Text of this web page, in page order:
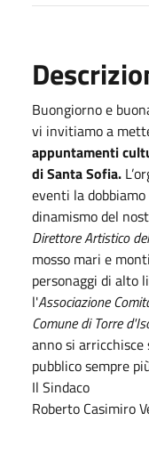
Buongiorno e
vi invitiamo a
appuntamenti
di Santa Sofia.
eventi la
dinamismo del
Direttore Artistico
mosso mari e
personaggi di alto
l'Associazione
Comune di Torre
anno si
pubblico sempre
Il Sindaco
Roberto Casimiro